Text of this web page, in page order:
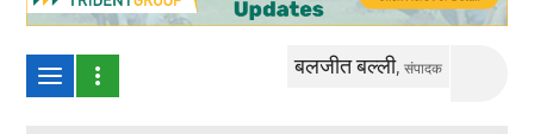
बलजीत बल्ली,संपादक